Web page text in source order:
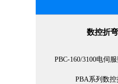
数控折
PBC-160/3100电伺
PBA系列数